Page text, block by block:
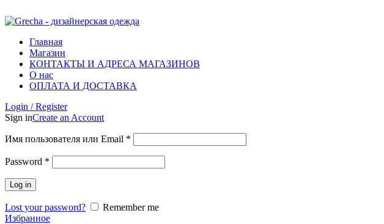
Главная
Магазин
КОНТАКТЫ И АДРЕСА МАГАЗИНОВ
О нас
ОПЛАТА И ДОСТАВКА
Login / Register
Sign inCreate an Account
Имя пользователя или Email *
Password *
Log in
Lost your password?
Remember me
Избранное